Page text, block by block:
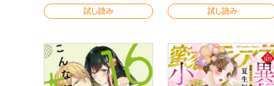
試し読み 試し読み